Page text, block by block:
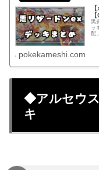
黒
ッ
配
pokekameshi.com
◆アルセウ
キ